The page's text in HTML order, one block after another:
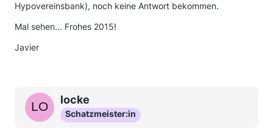
Hypovereinsbank), noch keine Antwort bekommen.
Mal sehen... Frohes 2015!
Javier
locke
Schatzmeister:in